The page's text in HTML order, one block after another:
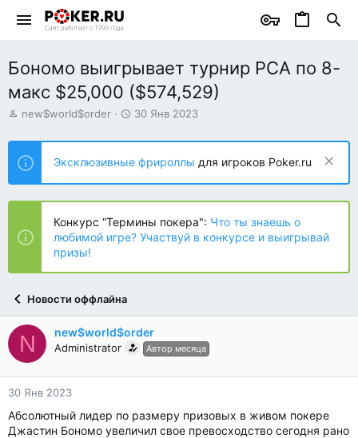
Бономо выигрывает турнир PCA по 8-
макс $25,000 ($574,529)
А
т
о
р
т
е
ы
new$world$order
Д
т
н
а
ч
л
а
30 Янв 2023
Эксклюзивные фрироллы для игроков Poker.ru
Конкурс “Термины покера": Что ты знаешь о
любимой игре? Участвуй в конкурсе и выигрывай
призы!
Новости оффлайна
N new$world$order
Administrator Автор месяца
30 Янв 2023
Абсолютный лидер по размеру призовых в живом покере
Джастин Бономо увеличил свое превосходство сегодня рано